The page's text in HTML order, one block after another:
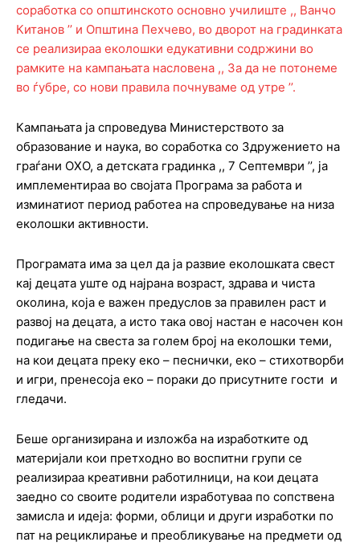
Кампањата ја спроведува Министерството за
образование и наука, во соработка со Здружението на
граѓани ОХО, а детската градинка ,, 7 Септември ’’, ја
имплементираа во својата Програма за работа и
изминатиот период работеа на спроведување на низа
еколошки активности.
Програмата има за цел да ја развие еколошката свест
кај децата уште од најрана возраст, здрава и чиста
околина, која е важен предуслов за правилен раст и
развој на децата, а исто така овој настан е насочен кон
подигање на свеста за голем број на еколошки теми,
на кои децата преку еко – песнички, еко – стихотворби
и игри, пренесоја еко – пораки до присутните гости и
гледачи.
Беше организирана и изложба на изработките од
материјали кои претходно во воспитни групи се
реализираа креативни работилници, на кои децата
заедно со своите родители изработуваа по сопствена
замисла и идеја: форми, облици и други изработки по
пат на рециклирање и преобликување на предмети од